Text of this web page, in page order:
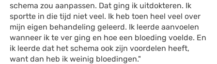
schema zou aanpassen. Dat ging ik uitdokteren. Ik
sportte in die tijd niet veel. Ik heb toen heel veel over
mijn eigen behandeling geleerd. Ik leerde aanvoelen
wanneer ik te ver ging en hoe een bloeding voelde. En
ik leerde dat het schema ook zijn voordelen heeft,
want dan heb ik weinig bloedingen."